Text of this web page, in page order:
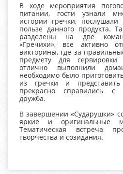
В ходе мероприятия
питании, гости узнали
истории гречки,
пользе данного продукта.
разделены на две
«Гречихи», все активно
викторины, где за
предмету для
отлично выполнили
необходимо было
из гречки и
прекрасно справились с
дружба.
В завершении «Сударушки»
яркие и оригинальные
Тематическая встреча
творчества и созидания.